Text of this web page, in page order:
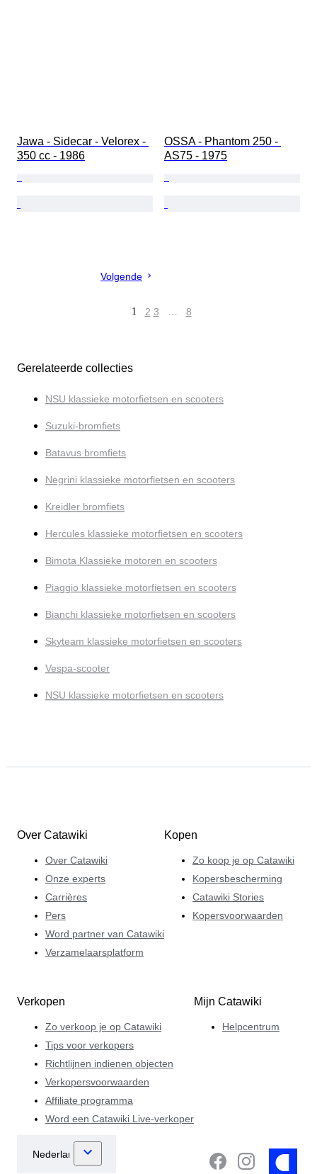
Jawa - Sidecar - Velorex -
350 cc - 1986
OSSA - Phantom 250 -
AS75 - 1975
Volgende
1 2 3 … 8
Gerelateerde collecties
NSU klassieke motorfietsen en scooters
Suzuki-bromfiets
Batavus bromfiets
Negrini klassieke motorfietsen en scooters
Kreidler bromfiets
Hercules klassieke motorfietsen en scooters
Bimota Klassieke motoren en scooters
Piaggio klassieke motorfietsen en scooters
Bianchi klassieke motorfietsen en scooters
Skyteam klassieke motorfietsen en scooters
Vespa-scooter
NSU klassieke motorfietsen en scooters
Over Catawiki
Over Catawiki
Onze experts
Carrières
Pers
Word partner van Catawiki
Verzamelaarsplatform
Kopen
Zo koop je op Catawiki
Kopersbescherming
Catawiki Stories
Kopersvoorwaarden
Verkopen
Zo verkoop je op Catawiki
Tips voor verkopers
Richtlijnen indienen objecten
Verkopersvoorwaarden
Affiliate programma
Word een Catawiki Live-verkoper
Mijn Catawiki
Helpcentrum